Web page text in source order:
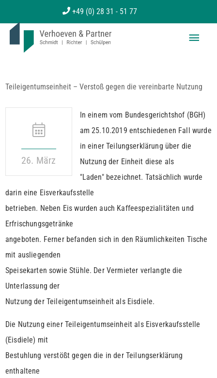
Inhalt
+49 (0) 28 31 - 51 77
Teileigentumseinheit – Verstoß gegen die vereinbarte Nutzung
26. März
In einem vom Bundesgerichtshof (BGH)
am 25.10.2019 entschiedenen Fall wurde
in einer Teilungserklärung über die
Nutzung der Einheit diese als
"Laden" bezeichnet. Tatsächlich wurde
darin eine Eisverkaufsstelle
betrieben. Neben Eis wurden auch Kaffeespezialitäten und
Erfrischungsgetränke
angeboten. Ferner befanden sich in den Räumlichkeiten Tische
mit ausliegenden
Speisekarten sowie Stühle. Der Vermieter verlangte die
Unterlassung der
Nutzung der Teileigentumseinheit als Eisdiele.
Die Nutzung einer Teileigentumseinheit als Eisverkaufsstelle
(Eisdiele) mit
Bestuhlung verstößt gegen die in der Teilungserklärung
enthaltene